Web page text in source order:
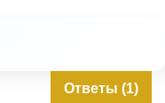
Ответы (1)